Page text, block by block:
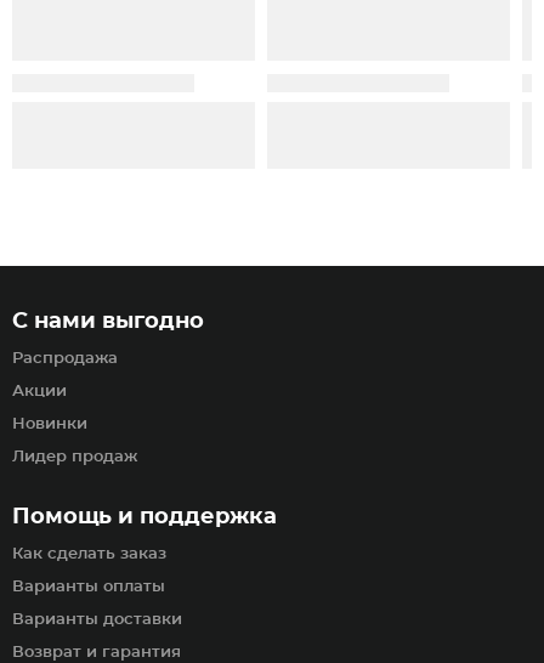
Помощь и поддержка
Как сделать заказ
Варианты оплаты
Варианты доставки
Возврат и гарантия
С нами выгодно
Распродажа
Акции
Новинки
Лидер продаж